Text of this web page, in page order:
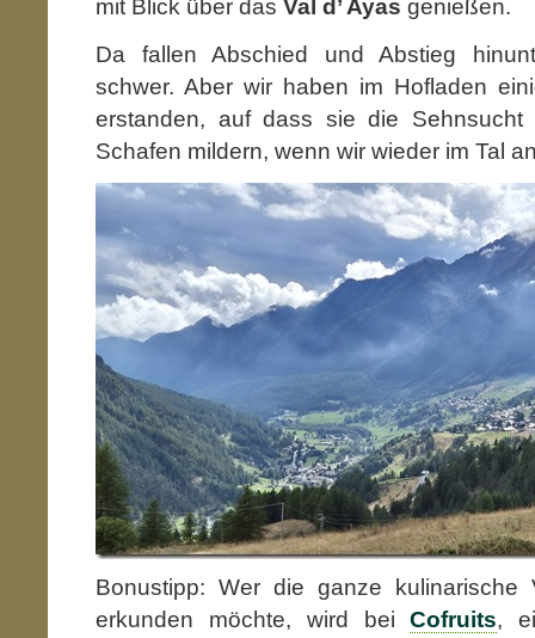
mit Blick über das Val d’ Ayas genießen.
Da fallen Abschied und Abstieg
schwer. Aber wir haben im Hofladen
erstanden, auf dass sie die Sehnsucht
Schafen mildern, wenn wir wieder im Tal
Bonustipp: Wer die ganze kulinarische
erkunden möchte, wird beiCofruits,